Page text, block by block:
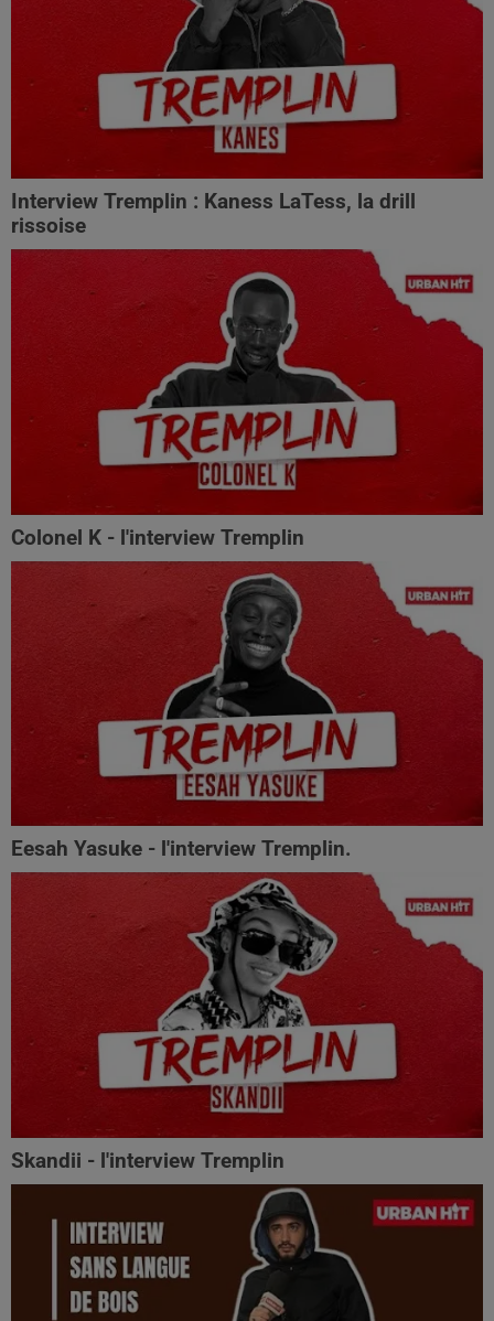
Interview Tremplin : Kaness LaTess, la drill
rissoise
Colonel K - l'interview Tremplin
Eesah Yasuke - l'interview Tremplin.
Skandii - l'interview Tremplin